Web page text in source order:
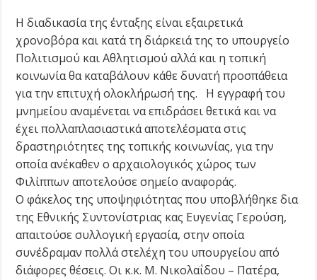
Η διαδικασία της ένταξης είναι εξαιρετικά
χρονοβόρα και κατά τη διάρκειά της το υπουργείο
Πολιτισμού και Αθλητισμού αλλά και η τοπική
κοινωνία θα καταβάλουν κάθε δυνατή προσπάθεια
για την επιτυχή ολοκλήρωσή της. Η εγγραφή του
μνημείου αναμένεται να επιδράσει θετικά και να
έχει πολλαπλασιαστικά αποτελέσματα στις
δραστηριότητες της τοπικής κοινωνίας, για την
οποία ανέκαθεν ο αρχαιολογικός χώρος των
Φιλίππων αποτελούσε σημείο αναφοράς.
Ο φάκελος της υποψηφιότητας που υποβλήθηκε δια
της Εθνικής Συντονίστριας κας Ευγενίας Γερούση,
απαιτούσε συλλογική εργασία, στην οποία
συνέδραμαν πολλά στελέχη του υπουργείου από
διάφορες θέσεις. Οι κ.κ. Μ. Νικολαΐδου – Πατέρα,